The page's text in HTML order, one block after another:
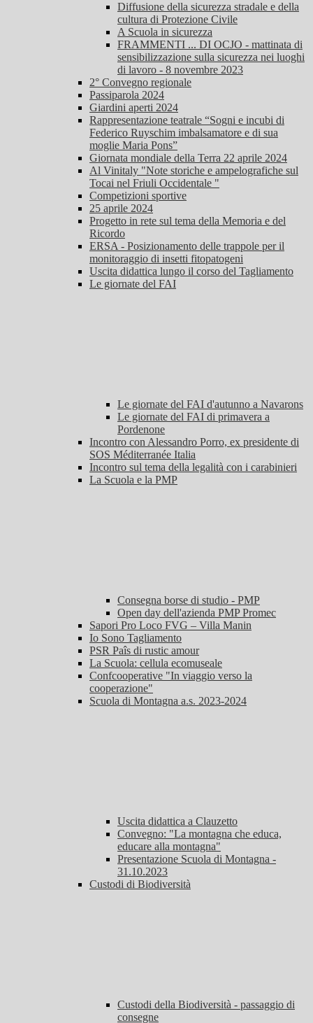
Diffusione della sicurezza stradale e della
cultura di Protezione Civile
A Scuola in sicurezza
FRAMMENTI ... DI OCJO - mattinata di
sensibilizzazione sulla sicurezza nei luoghi
di lavoro - 8 novembre 2023
2° Convegno regionale
Passiparola 2024
Giardini aperti 2024
Rappresentazione teatrale “Sogni e incubi di
Federico Ruyschim imbalsamatore e di sua
moglie Maria Pons”
Giornata mondiale della Terra 22 aprile 2024
Al Vinitaly "Note storiche e ampelografiche sul
Tocai nel Friuli Occidentale "
Competizioni sportive
25 aprile 2024
Progetto in rete sul tema della Memoria e del
Ricordo
ERSA - Posizionamento delle trappole per il
monitoraggio di insetti fitopatogeni
Uscita didattica lungo il corso del Tagliamento
Le giornate del FAI
Le giornate del FAI d'autunno a Navarons
Le giornate del FAI di primavera a
Pordenone
Incontro con Alessandro Porro, ex presidente di
SOS Méditerranée Italia
Incontro sul tema della legalità con i carabinieri
La Scuola e la PMP
Consegna borse di studio - PMP
Open day dell'azienda PMP Promec
Sapori Pro Loco FVG – Villa Manin
Io Sono Tagliamento
PSR Paîs di rustic amour
La Scuola: cellula ecomuseale
Confcooperative "In viaggio verso la
cooperazione"
Scuola di Montagna a.s. 2023-2024
Uscita didattica a Clauzetto
Convegno: "La montagna che educa,
educare alla montagna"
Presentazione Scuola di Montagna -
31.10.2023
Custodi di Biodiversità
Custodi della Biodiversità - passaggio di
consegne